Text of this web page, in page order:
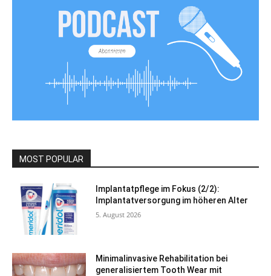
MOST POPULAR
Implantatpflege im Fokus (2/2):
Implantatversorgung im höheren Alter
5. August 2026
Minimalinvasive Rehabilitation bei
generalisiertem Tooth Wear mit